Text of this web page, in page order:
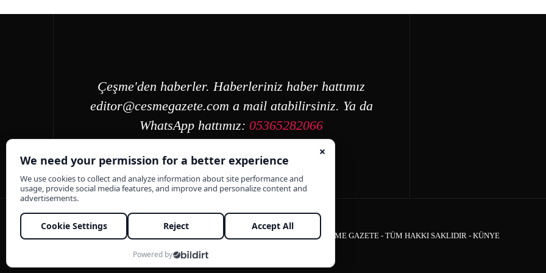
Çeşme'den haberler. Haberleriniz haber hattımız
editor@cesmegazete.com a mail atabilirsiniz. Ya da
WhatsApp hattımız:05365282066
ÇEŞME GAZETE - TÜM HAKKI SAKLIDIR - KÜNYE